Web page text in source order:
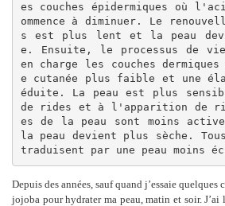
es couches épidermiques où
ommence à diminuer. Le
s est plus lent et la peau
e. Ensuite, le processus de
en charge les couches
e cutanée plus faible et une
éduite. La peau est plus
de rides et à l'apparition de
es de la peau sont moins
la peau devient plus sèche.
traduisent par une peau moins
Depuis des années, sauf quand j’essaie quelques
jojoba pour hydrater ma peau, matin et soir. J’ai